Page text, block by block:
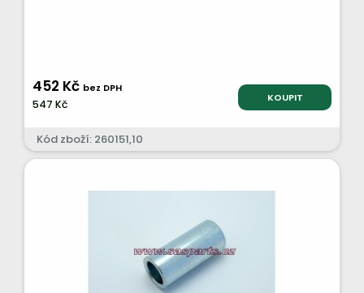
452 Kč bez DPH
547 Kč KOUPIT
Kód zboží: 260151,10